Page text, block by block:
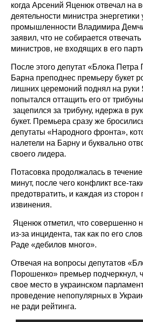
когда Арсений Яценюк отвечал на
деятельности министра энергетики
промышленности Владимира
заявил, что не собирается
министров, не входящих в его
После этого депутат «Блока
Барна преподнес премьеру букет
лишних церемоний поднял на руки
попытался оттащить его от
зацепился за трибуну, ндержа в
букет. Премьера сразу же
депутаты «Народного фронта»,
налетели на Барну и буквально
своего лидера.
Потасовка продолжалась в
минут, после чего конфликт все-
предотвратить, и каждая из сторон
извинения.
Яценюк отметил, что совершенно
из-за инцидента, так как по его
Раде «дебилов много».
Отвечая на вопросы депутатов
Порошенко» премьер подчеркнул,
свое место в украинском
проведение непопулярных в
не ради рейтинга.